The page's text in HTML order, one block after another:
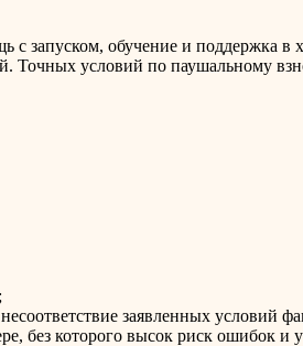
запуском, обучение и поддержка в
условий по паушальному
заявленных условий
без которого высок риск ошибок и